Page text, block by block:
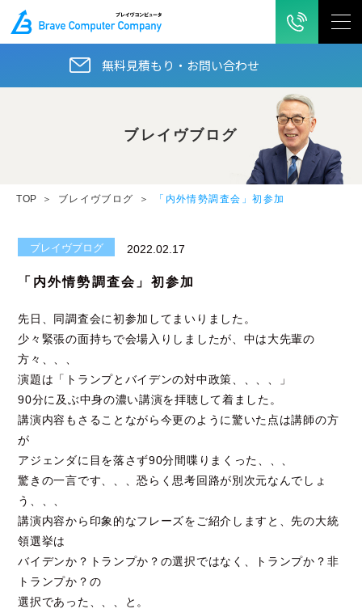
無料見積もり・お問い合わせ
ブレイヴブログ
TOP ブレイヴブログ 「内外情勢調査会」初参加
ブレイヴブログ 2022.02.17
「内外情勢調査会」初参加
先日、同調査会に初参加してまいりました。
少々緊張の面持ちで会場入りしましたが、中は大先輩の
方々、、、
演題は「トランプとバイデンの対中政策、、、、」
90分に及ぶ中身の濃い講演を拝聴して着ました。
講演内容もさることながら今更のように驚いた点は講師の方
が
アジェンダに目を落さず90分間喋りまくった、、、
驚きの一言です、、、恐らく思考回路が別次元なんでしょ
う、、、
講演内容から印象的なフレーズをご紹介しますと、先の大統
領選挙は
バイデンか？トランプか？の選択ではなく、トランプか？非
トランプか？の
選択であった、、、と。